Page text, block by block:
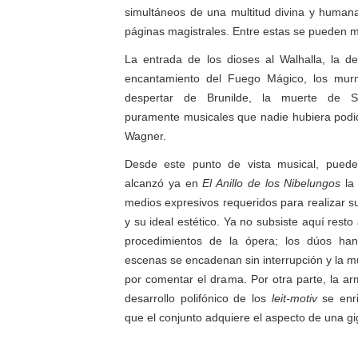
simultáneos de una multitud divina y
páginas magistrales. Entre estas se pueden
La entrada de los dioses al Walhalla, la
encantamiento del Fuego Mágico, los
despertar de Brunilde, la muerte de
puramente musicales que nadie hubiera
Wagner.
Desde este punto de vista musical,
alcanzó ya enEl Anillo de los Nibelungos la
medios expresivos requeridos para realizar
y su ideal estético. Ya no subsiste aquí
procedimientos de la ópera; los dúos
escenas se encadenan sin interrupción y la
por comentar el drama. Por otra parte, la
desarrollo polifónico de los leit-motivse
que el conjunto adquiere el aspecto de una